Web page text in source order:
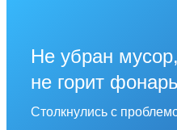
Не убран
не горит
Столкнулись с